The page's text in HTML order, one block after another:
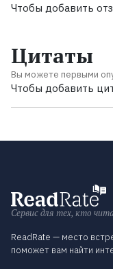
Чтобы добавить
Цитаты
Вы можете первыми
Чтобы добавить
Сервис для тех, кто
ReadRate — место
поможет вам найти